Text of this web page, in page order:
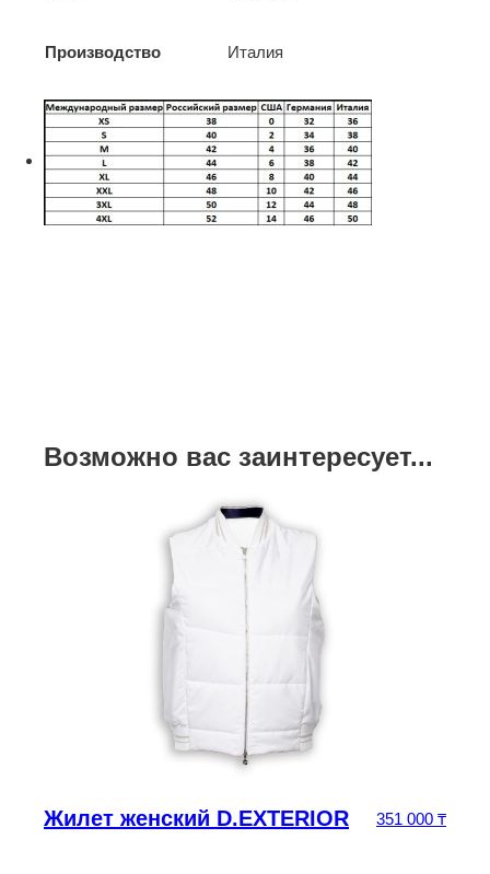
Производство Италия
Возможно вас заинтересует...
Жилет женский D.EXTERIOR 351 000 ₸